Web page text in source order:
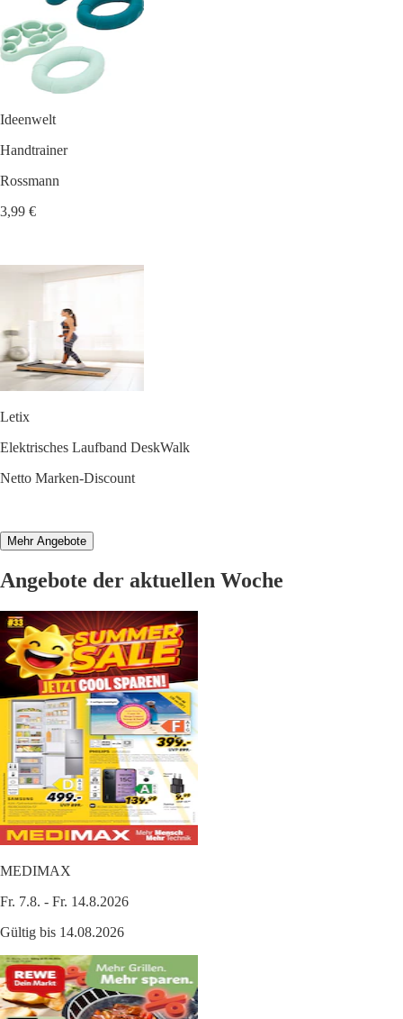
Ideenwelt
Handtrainer
Rossmann
3,99 €
Letix
Elektrisches Laufband DeskWalk
Netto Marken-Discount
Mehr Angebote
Angebote der aktuellen Woche
MEDIMAX
Fr. 7.8. - Fr. 14.8.2026
Gültig bis 14.08.2026